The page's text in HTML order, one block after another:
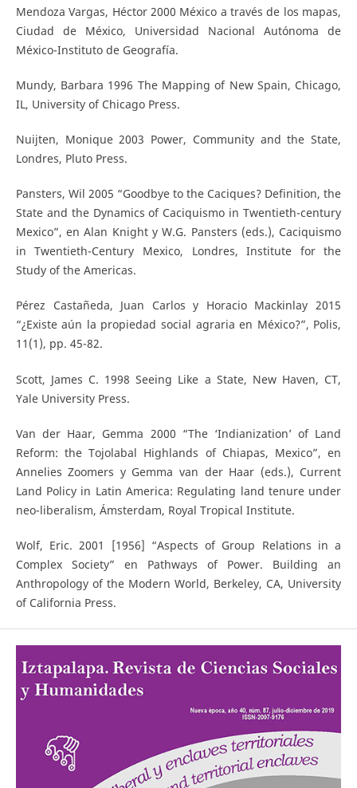
Mendoza Vargas, Héctor 2000 México a través de los mapas,
Ciudad de México, Universidad Nacional Autónoma de
México-Instituto de Geografía.
Mundy, Barbara 1996 The Mapping of New Spain, Chicago,
IL, University of Chicago Press.
Nuijten, Monique 2003 Power, Community and the State,
Londres, Pluto Press.
Pansters, Wil 2005 “Goodbye to the Caciques? Definition, the
State and the Dynamics of Caciquismo in Twentieth-century
Mexico”, en Alan Knight y W.G. Pansters (eds.), Caciquismo
in Twentieth-Century Mexico, Londres, Institute for the
Study of the Americas.
Pérez Castañeda, Juan Carlos y Horacio Mackinlay 2015
“¿Existe aún la propiedad social agraria en México?”, Polis,
11(1), pp. 45-82.
Scott, James C. 1998 Seeing Like a State, New Haven, CT,
Yale University Press.
Van der Haar, Gemma 2000 “The ‘Indianization’ of Land
Reform: the Tojolabal Highlands of Chiapas, Mexico”, en
Annelies Zoomers y Gemma van der Haar (eds.), Current
Land Policy in Latin America: Regulating land tenure under
neo-liberalism, Ámsterdam, Royal Tropical Institute.
Wolf, Eric. 2001 [1956] “Aspects of Group Relations in a
Complex Society” en Pathways of Power. Building an
Anthropology of the Modern World, Berkeley, CA, University
of California Press.